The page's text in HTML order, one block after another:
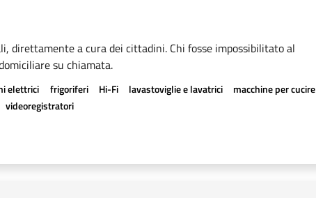
direttamente a cura dei cittadini. Chi fosse impossibilitato al
su chiamata.
elettrici frigoriferi Hi-Fi lavastoviglie e lavatrici
macchine per cucire
videoregistratori